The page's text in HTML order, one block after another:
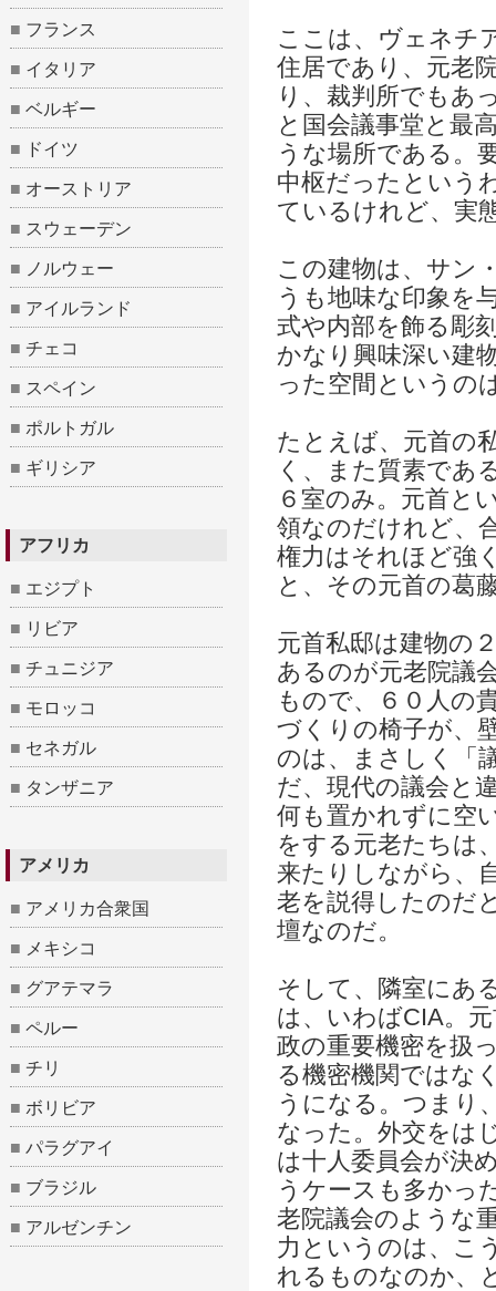
■ フランス
■ イタリア
■ ベルギー
■ ドイツ
■ オーストリア
■ スウェーデン
■ ノルウェー
■ アイルランド
■ チェコ
■ スペイン
■ ポルトガル
■ ギリシア
アフリカ
■ エジプト
■ リビア
■ チュニジア
■ モロッコ
■ セネガル
■ タンザニア
アメリカ
■ アメリカ合衆国
■ メキシコ
■ グアテマラ
■ ペルー
■ チリ
■ ボリビア
■ パラグアイ
■ ブラジル
■ アルゼンチン
ここは、ヴェネチ
住居であり、元老
り、裁判所でもあ
と国会議事堂と最
うな場所である。
中枢だったという
ているけれど、実
この建物は、サン
うも地味な印象を
式や内部を飾る彫
かなり興味深い建
った空間というの
たとえば、元首の
く、また質素であ
６室のみ。元首と
領なのだけれど、
権力はそれほど強
と、その元首の葛
元首私邸は建物の
あるのが元老院議
もので、６０人の
づくりの椅子が、
のは、まさしく「
だ、現代の議会と
何も置かれずに空
をする元老たちは
来たりしながら、
老を説得したのだ
壇なのだ。
そして、隣室にあ
は、いわばCIA。
政の重要機密を扱
る機密機関ではな
うになる。つまり
なった。外交をは
は十人委員会が決
うケースも多かっ
老院議会のような
力というのは、こ
れるものなのか、